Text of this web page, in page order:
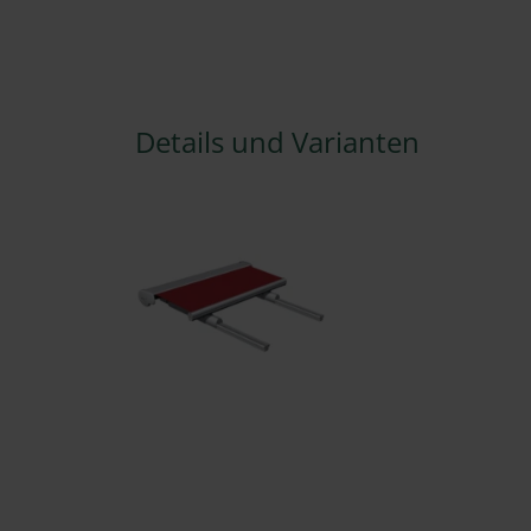
Details und Varianten